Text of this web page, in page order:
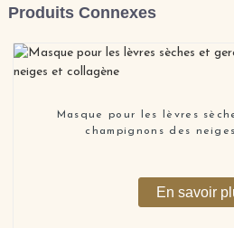
Produits Connexes
Masque pour les lèvres
champignons des
En savoir